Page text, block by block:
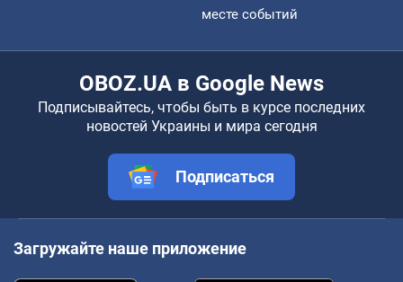
месте событий
OBOZ.UA в Google News
Подписывайтесь, чтобы быть в курсе последних
новостей Украины и мира сегодня
Подписаться
Загружайте наше приложение